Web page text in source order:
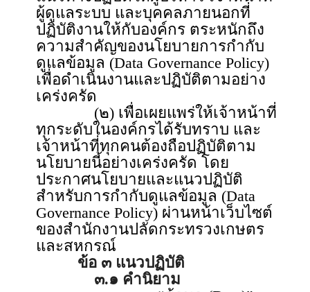
ผู้ดูแลระบบ และบุคคลภายนอกที่
ปฏิบัติงานให้กับองค์กร ตระหนักถึง
ความสำคัญของนโยบายการกำกับ
ดูแลข้อมูล (Data Governance Policy)
เพื่อดำเนินงานและปฏิบัติตามอย่าง
เคร่งครัด
(๒) เพื่อเผยแพร่ให้เจ้าหน้าที่
ทุกระดับในองค์กรได้รับทราบ และ
เจ้าหน้าที่ทุกคนต้องถือปฏิบัติตาม
นโยบายนี้อย่างเคร่งครัด โดย
ประกาศนโยบายและแนวปฏิบัติ
สำหรับการกำกับดูแลข้อมูล (Data
Governance Policy) ผ่านหน้าเว็บไซต์
ของสำนักงานปลัดกระทรวงเกษตร
และสหกรณ์
ข้อ ๓ แนวปฏิบัติ
๓.๑ คำนิยาม